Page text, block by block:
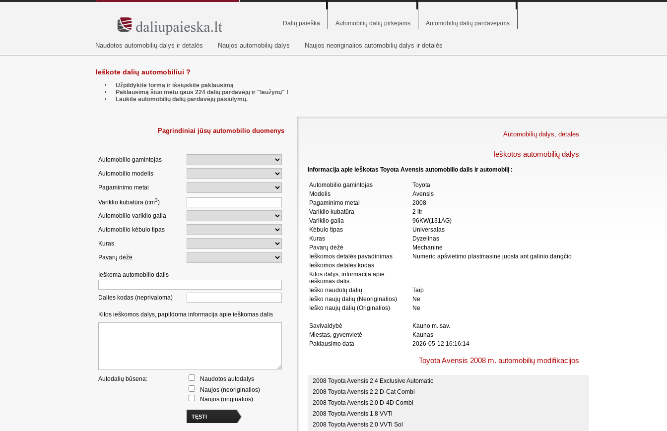
Dalių paieška Automobilių dalių pirkėjams Automobilių dalių pardavėjams
Naudotos automobilių dalys ir detalės Naujos automobilių dalys Naujos neoriginalios automobilių dalys ir detalės
Ieškote dalių automobiliui ?
Užpildykite formą ir išsiųskite paklausimą
Paklausimą šiuo metu gaus 224 dalių pardavėjų ir "laužynų" !
Laukite automobilių dalių pardavėjų pasiūlymų.
Pagrindiniai jūsų automobilio duomenys
Automobilio gamintojas
Automobilio modelis
Pagaminimo metai
Variklio kubatūra (cm3)
Automobilio variklio galia
Automobilio kėbulo tipas
Kuras
Pavarų dėžė
Ieškoma automobilio dalis
Dalies kodas (neprivaloma)
Kitos ieškomos dalys, papildoma informacija apie ieškomas dalis
Autodalių būsena:
Naudotos autodalys
Naujos (neoriginalios)
Naujos (originalios)
TĘSTI
Automobilių dalys, detalės
Ieškotos automobilių dalys
Informacija apie ieškotas Toyota Avensis automobilio dalis ir automobilį :
Automobilio gamintojas
Toyota
Modelis
Avensis
Pagaminimo metai
2008
Variklio kubatūra
2 ltr
Variklio galia
96KW(131AG)
Kėbulo tipas
Universalas
Kuras
Dyzelinas
Pavarų dėžė
Mechaninė
Ieškomos detalės pavadinimas
Numerio apšvietimo plastmasinė juosta ant galinio dangčio
Ieškomos detalės kodas
Kitos dalys, informacija apie
ieškomas dalis
Ieško naudotų dalių
Taip
Ieško naujų dalių (Neoriginalios)
Ne
Ieško naujų dalių (Originalios)
Ne
Savivaldybė
Kauno m. sav.
Miestas, gyvenvietė
Kaunas
Paklausimo data
2026-05-12 16:16:14
Toyota Avensis 2008 m. automobilių modifikacijos
2008 Toyota Avensis 2.4 Exclusive Automatic
2008 Toyota Avensis 2.2 D-Cat Combi
2008 Toyota Avensis 2.0 D-4D Combi
2008 Toyota Avensis 1.8 VVTi
2008 Toyota Avensis 2.0 VVTi Sol